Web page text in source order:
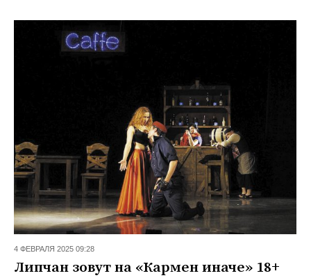
4 ФЕВРАЛЯ 2025 09:28
Липчан зовут на «Кармен иначе» 18+